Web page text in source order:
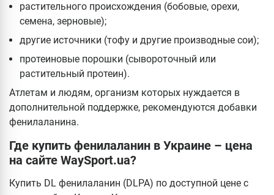
растительного происхождения (бобовые, орехи,
семена, зерновые);
другие источники (тофу и другие производные сои);
протеиновые порошки (сывороточный или
растительный протеин).
Атлетам и людям, организм которых нуждается в
дополнительной поддержке, рекомендуются добавки
фенилаланина.
Где купить фенилаланин в Украине – цена
на сайте WaySport.ua?
Купить DL фенилаланин (DLPA) по доступной цене с